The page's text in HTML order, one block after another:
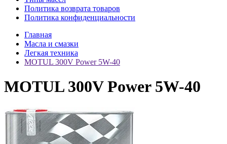
Политика возврата товаров
Политика конфиденциальности
Главная
Масла и смазки
Легкая техника
MOTUL 300V Power 5W-40
MOTUL 300V Power 5W-40